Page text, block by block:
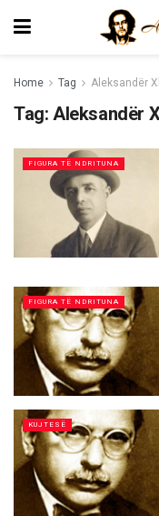
Home Tag Aleksandër
Tag: Aleksandër
FIGURA TË NDRITUNA
FIGURA TË NDRITUNA
KUJTESË